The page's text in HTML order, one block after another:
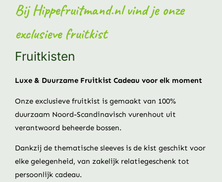
Bij Hippefruitmand.nl vind je onze
exclusieve fruitkist
Fruitkisten
Luxe & Duurzame Fruitkist Cadeau voor elk moment
Onze exclusieve fruitkist is gemaakt van 100%
duurzaam Noord-Scandinavisch vurenhout uit
verantwoord beheerde bossen.
Dankzij de thematische sleeves is de kist geschikt voor
elke gelegenheid, van zakelijk relatiegeschenk tot
persoonlijk cadeau.